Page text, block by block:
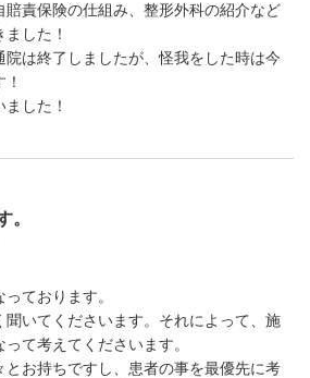
賠責保険の仕組み、整形外科の紹介など
した！
は終了しましたが、怪我をした時は今
した！
。
ております。
いてくださいます。それによって、施
て考えてくださいます。
お持ちですし、患者の事を最優先に考